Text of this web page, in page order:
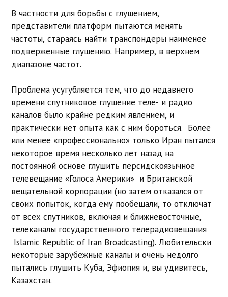
В частности для борьбы с глушением,
представители платформ пытаются менять
частоты, стараясь найти транспондеры наименее
подверженные глушению. Например, в верхнем
диапазоне частот.
Проблема усугубляется тем, что до недавнего
времени спутниковое глушение теле- и радио
каналов было крайне редким явлением, и
практически нет опыта как с ним бороться. Более
или менее «профессионально» только Иран пытался
некоторое время несколько лет назад на
постоянной основе глушить персидскоязычное
телевещание «Голоса Америки» и Британской
вещательной корпорации (но затем отказался от
своих попыток, когда ему пообещали, то отключат
от всех спутников, включая и ближневосточные,
телеканалы государственного телерадиовещания
Islamic Republic of Iran Broadcasting). Любительски
некоторые зарубежные каналы и очень недолго
пытались глушить Куба, Эфиопия и, вы удивитесь,
Казахстан.